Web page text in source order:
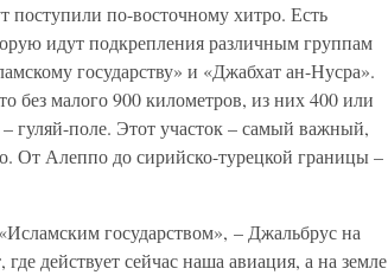
поступили по-восточному хитро. Есть
идут подкрепления различным группам
государству» и «Джабхат ан-Нусра».
без малого 900 километров, из них 400 или
гуляй-поле. Этот участок – самый важный,
От Алеппо до сирийско-турецкой границы –
государством», – Джальбрус на
действует сейчас наша авиация, а на земле